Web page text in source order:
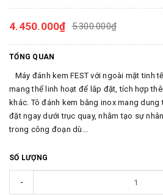
4.450.000₫ 5.300.000₫
TỔNG QUAN
Máy đánh kem FEST với ngoài mặt tinh
mang thể linh hoạt để lắp đặt, tích hợp
khác. Tô đánh kem bằng inox mang
đặt ngay dưới trục quay, nhằm tạo sự
trong công đoạn dù...
SỐ LƯỢNG
-